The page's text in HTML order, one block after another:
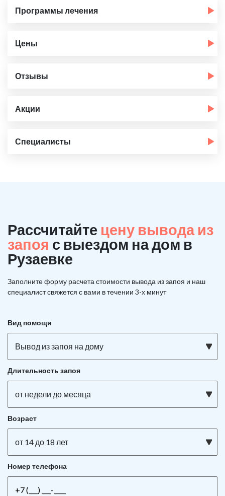
Программы лечения
Цены
Отзывы
Акции
Специалисты
Рассчитайте цену вывода из
запоя с выездом на дом в
Рузаевке
Заполните форму расчета стоимости вывода из запоя и наш
специалист свяжется с вами в течении 3-х минут
Вид помощи
Вывод из запоя на дому
Длительность запоя
от недели до месяца
Возраст
от 14 до 18 лет
Номер телефона